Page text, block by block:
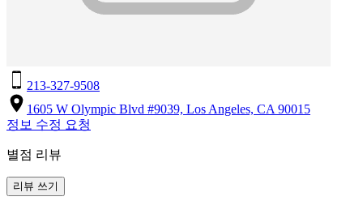
213-327-9508
1605 W Olympic Blvd #9039, Los Angeles, CA 90015
정보 수정 요청
별점 리뷰
리뷰 쓰기